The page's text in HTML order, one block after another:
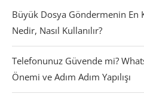
Büyük Dosya Göndermenin En
Nedir, Nasıl Kullanılır?
Telefonunuz Güvende mi?
Önemi ve Adım Adım Yapılışı